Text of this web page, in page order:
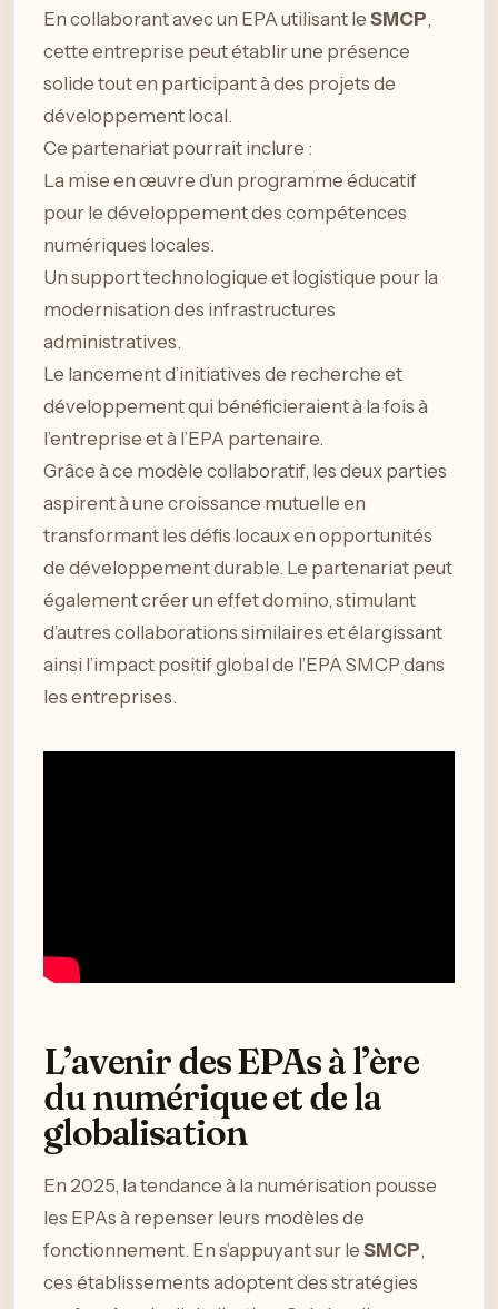
En collaborant avec un EPA utilisant le SMCP,
cette entreprise peut établir une présence
solide tout en participant à des projets de
développement local.
Ce partenariat pourrait inclure :
La mise en œuvre d’un programme éducatif
pour le développement des compétences
numériques locales.
Un support technologique et logistique pour la
modernisation des infrastructures
administratives.
Le lancement d’initiatives de recherche et
développement qui bénéficieraient à la fois à
l’entreprise et à l’EPA partenaire.
Grâce à ce modèle collaboratif, les deux parties
aspirent à une croissance mutuelle en
transformant les défis locaux en opportunités
de développement durable. Le partenariat peut
également créer un effet domino, stimulant
d’autres collaborations similaires et élargissant
ainsi l’impact positif global de l’EPA SMCP dans
les entreprises.
L’avenir des EPAs à l’ère
du numérique et de la
globalisation
En 2025, la tendance à la numérisation pousse
les EPAs à repenser leurs modèles de
fonctionnement. En s’appuyant sur le SMCP,
ces établissements adoptent des stratégies